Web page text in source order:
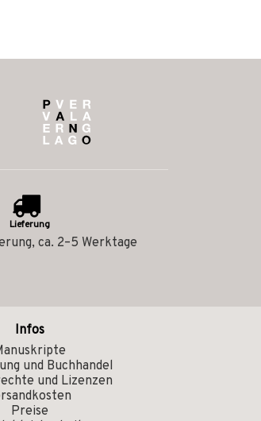
Lieferung
ca. 2–5 Werktage
Infos
und Buchhandel
und Lizenzen
Preise